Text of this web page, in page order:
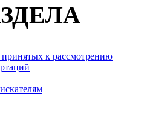
к рассмотрению